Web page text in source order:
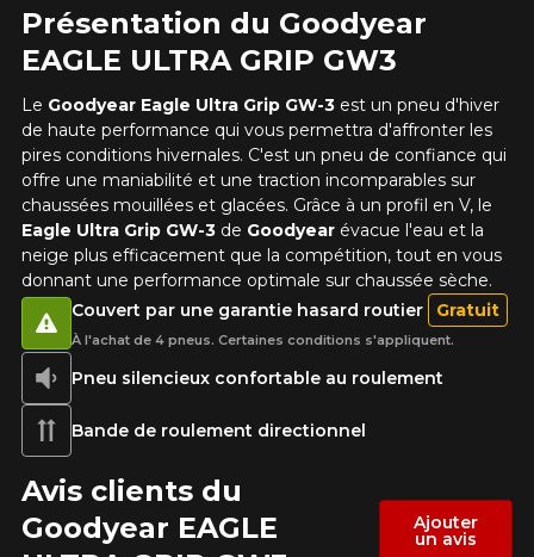
Présentation du Goodyear
EAGLE ULTRA GRIP GW3
Le Goodyear Eagle Ultra Grip GW-3est un pneu d'hiver
de haute performance qui vous permettra d'affronter les
pires conditions hivernales. C'est un pneu de confiance qui
offre une maniabilité et une traction incomparables sur
chaussées mouillées et glacées. Grâce à un profil en V, le
Eagle Ultra Grip GW-3de Goodyearévacue l'eau et la
neige plus efficacement que la compétition, tout en vous
donnant une performance optimale sur chaussée sèche.
Pneu silencieux confortable au roulement
Bande de roulement directionnel
Couvert par une garantie hasard routier Gratuit
À l'achat de 4 pneus. Certaines conditions s'appliquent.
Avis clients du
Goodyear EAGLE
Ajouter
un avis
Envoyer
Annuler
configuration.
1-866-220-8025
*Attention cette dimension représente une possibilité
d'équipement pour votre véhicule, vous devez vérifier
l'exactitude de l'information sur votre véhicule directement
avant de commander.